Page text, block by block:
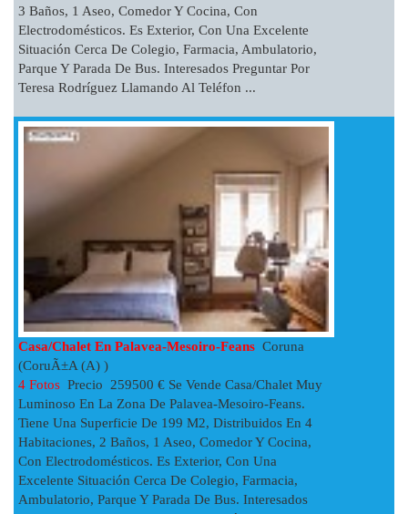
3 Baños, 1 Aseo, Comedor Y Cocina, Con
Electrodomésticos. Es Exterior, Con Una Excelente
Situación Cerca De Colegio, Farmacia, Ambulatorio,
Parque Y Parada De Bus. Interesados Preguntar Por
Teresa Rodríguez Llamando Al Teléfon ...
Casa/chalet En Palavea-Mesoiro-Feans Coruna
(CoruÃ±a (A) )
4 Fotos Precio 259500 € Se Vende Casa/chalet Muy
Luminoso En La Zona De Palavea-Mesoiro-Feans.
Tiene Una Superficie De 199 M2, Distribuidos En 4
Habitaciones, 2 Baños, 1 Aseo, Comedor Y Cocina,
Con Electrodomésticos. Es Exterior, Con Una
Excelente Situación Cerca De Colegio, Farmacia,
Ambulatorio, Parque Y Parada De Bus. Interesados